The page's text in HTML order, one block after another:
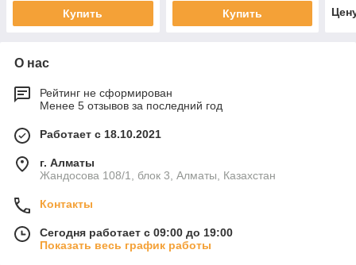
Купить Купить
О нас
Рейтинг не сформирован
Менее 5 отзывов за последний год
Работает с 18.10.2021
г. Алматы
Жандосова 108/1, блок 3, Алматы, Казахстан
Контакты
Сегодня работает с 09:00 до 19:00
Показать весь график работы